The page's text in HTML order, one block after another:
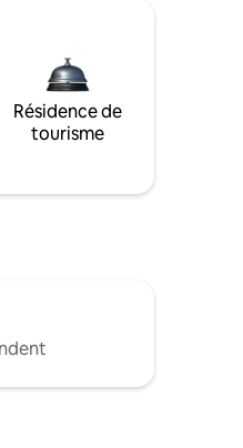
Résidence de
tourisme